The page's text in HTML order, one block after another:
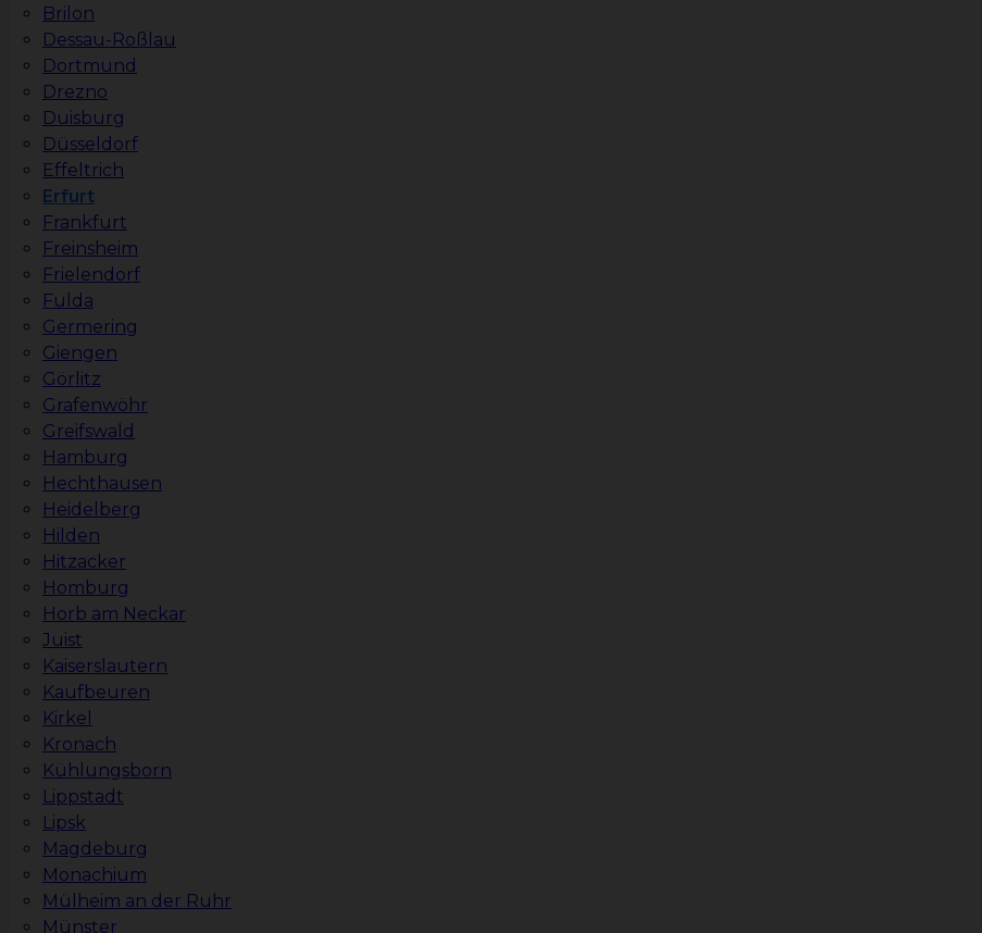
Brilon
Dessau-Roßlau
Dortmund
Drezno
Duisburg
Düsseldorf
Effeltrich
Erfurt
Frankfurt
Freinsheim
Frielendorf
Fulda
Germering
Giengen
Görlitz
Grafenwöhr
Greifswald
Hamburg
Hechthausen
Heidelberg
Hilden
Hitzacker
Homburg
Horb am Neckar
Juist
Kaiserslautern
Kaufbeuren
Kirkel
Kronach
Kühlungsborn
Lippstadt
Lipsk
Magdeburg
Monachium
Mülheim an der Ruhr
Münster